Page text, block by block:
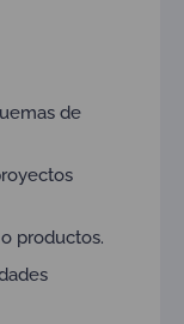
de
productos.